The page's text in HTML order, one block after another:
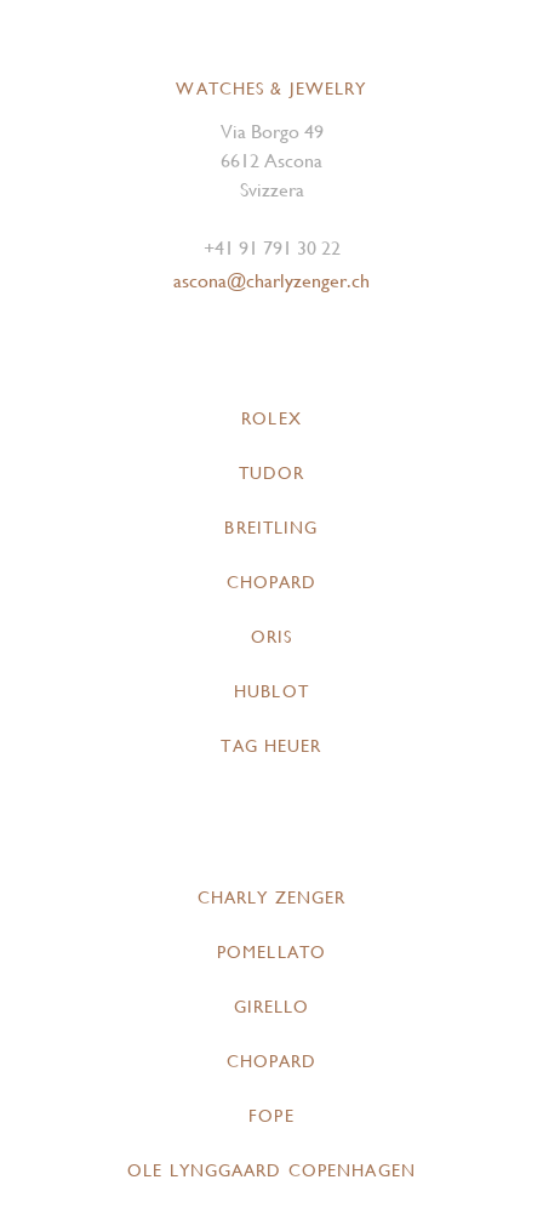
WATCHES & JEWELRY
Via Borgo 49
6612 Ascona
Svizzera
+41 91 791 30 22
ascona@charlyzenger.ch
ROLEX
TUDOR
BREITLING
CHOPARD
ORIS
HUBLOT
TAG HEUER
CHARLY ZENGER
POMELLATO
GIRELLO
CHOPARD
FOPE
OLE LYNGGAARD COPENHAGEN